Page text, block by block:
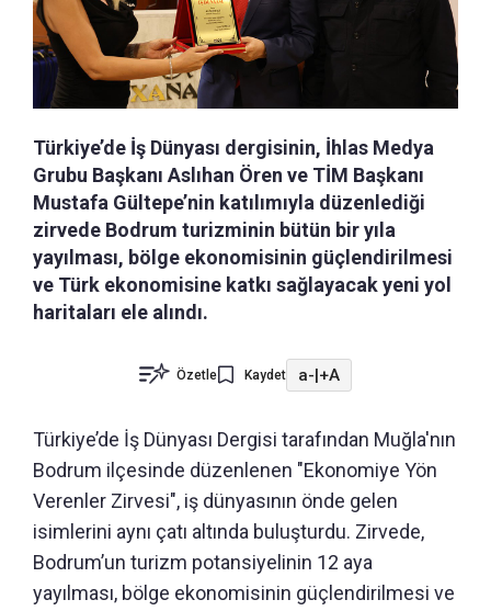
Türkiye’de İş Dünyası dergisinin, İhlas Medya
Grubu Başkanı Aslıhan Ören ve TİM Başkanı
Mustafa Gültepe’nin katılımıyla düzenlediği
zirvede Bodrum turizminin bütün bir yıla
yayılması, bölge ekonomisinin güçlendirilmesi
ve Türk ekonomisine katkı sağlayacak yeni yol
haritaları ele alındı.
Özetle Kaydet a-|+A
Türkiye’de İş Dünyası Dergisi tarafından Muğla'nın
Bodrum ilçesinde düzenlenen "Ekonomiye Yön
Verenler Zirvesi", iş dünyasının önde gelen
isimlerini aynı çatı altında buluşturdu. Zirvede,
Bodrum’un turizm potansiyelinin 12 aya
yayılması, bölge ekonomisinin güçlendirilmesi ve